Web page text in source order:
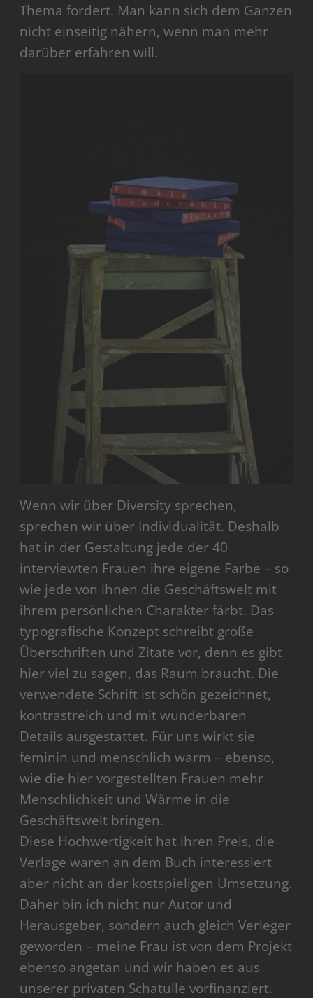
Thema fordert. Man kann sich dem Ganzen
nicht einseitig nähern, wenn man mehr
darüber erfahren will.
Wenn wir über Diversity sprechen,
sprechen wir über Individualität. Deshalb
hat in der Gestaltung jede der 40
interviewten Frauen ihre eigene Farbe – so
wie jede von ihnen die Geschäftswelt mit
ihrem persönlichen Charakter färbt. Das
typografische Konzept schreibt große
Überschriften und Zitate vor, denn es gibt
hier viel zu sagen, das Raum braucht. Die
verwendete Schrift ist schön gezeichnet,
kontrastreich und mit wunderbaren
Details ausgestattet. Für uns wirkt sie
feminin und menschlich warm – ebenso,
wie die hier vorgestellten Frauen mehr
Menschlichkeit und Wärme in die
Geschäftswelt bringen.
Diese Hochwertigkeit hat ihren Preis, die
Verlage waren an dem Buch interessiert
aber nicht an der kostspieligen Umsetzung.
Daher bin ich nicht nur Autor und
Herausgeber, sondern auch gleich Verleger
geworden – meine Frau ist von dem Projekt
ebenso angetan und wir haben es aus
unserer privaten Schatulle vorfinanziert.